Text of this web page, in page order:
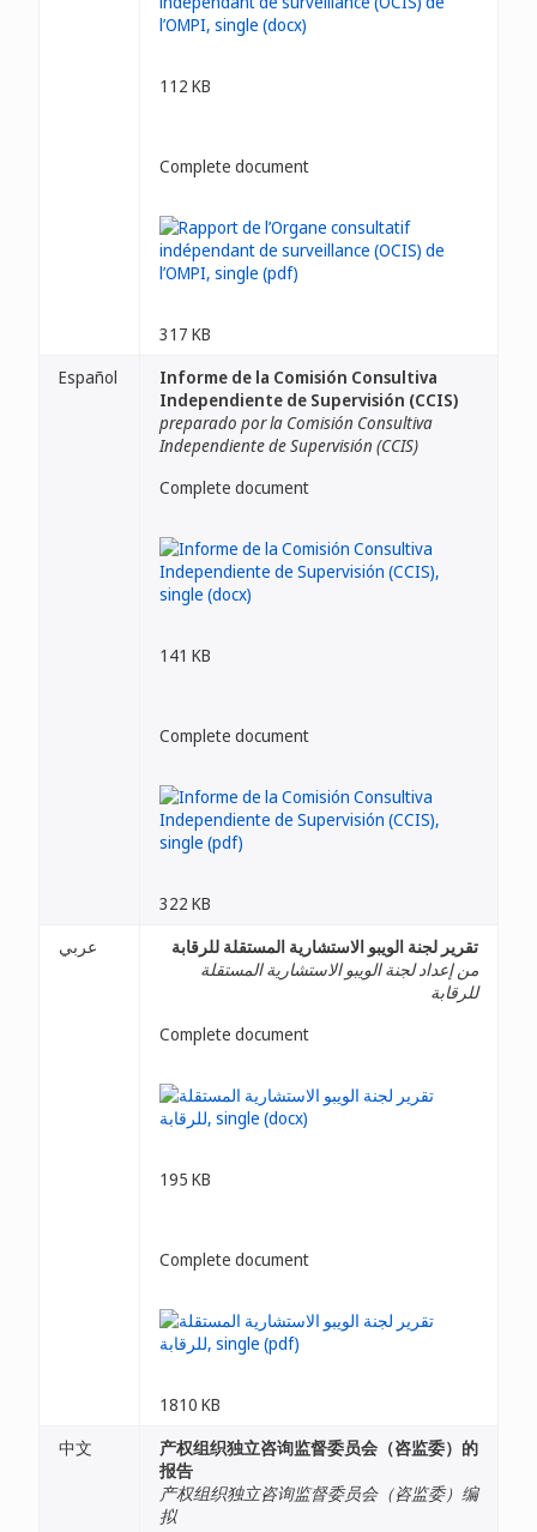
112 KB
Complete document
317 KB
Español
Informe de la Comisión Consultiva
Independiente de Supervisión (CCIS)
preparado por la Comisión Consultiva
Independiente de Supervisión (CCIS)
Complete document
141 KB
Complete document
322 KB
عربي
تقرير لجنة الويبو الاستشارية المستقلة للرقابة
من إعداد لجنة الويبو الاستشارية المستقلة
للرقابة
Complete document
195 KB
Complete document
1810 KB
中文
产权组织独立咨询监督委员会（咨监委）的
报告
产权组织独立咨询监督委员会（咨监委）编
拟